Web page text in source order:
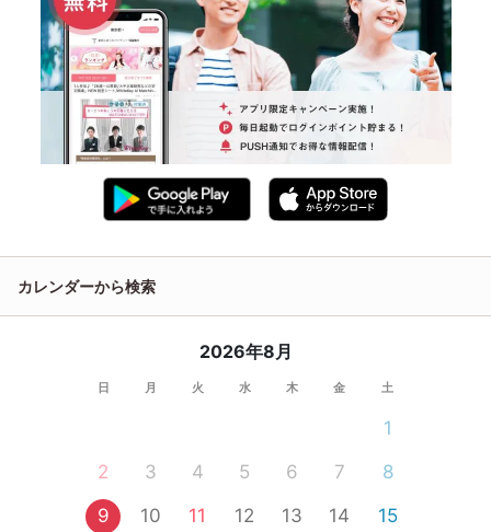
カレンダーから検索
2026年8月
日 月 火 水 木 金 土
1
2
3 4 5 6 7
8
9
10 11 12 13 14
15